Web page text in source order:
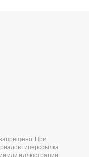
При
гиперссылка
или иллюстрации